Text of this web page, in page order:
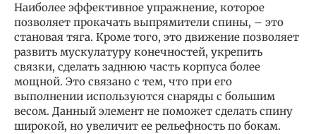
Наиболее эффективное упражнение, которое
позволяет прокачать выпрямители спины, – это
становая тяга. Кроме того, это движение позволяет
развить мускулатуру конечностей, укрепить
связки, сделать заднюю часть корпуса более
мощной. Это связано с тем, что при его
выполнении используются снаряды с большим
весом. Данный элемент не поможет сделать спину
широкой, но увеличит ее рельефность по бокам.